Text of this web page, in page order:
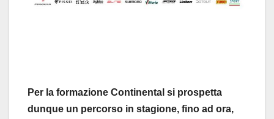
Per la formazione Continental si prospetta
dunque un percorso in stagione, fino ad ora,